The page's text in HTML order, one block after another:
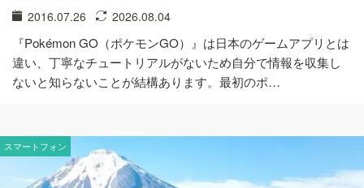
2016.07.26 2026.08.04
『Pokémon GO（ポケモンGO）』は日本のゲームアプリとは
違い、丁寧なチュートリアルがないため自分で情報を収集し
ないと知らないことが結構あります。最初のポ…
スマートフォン